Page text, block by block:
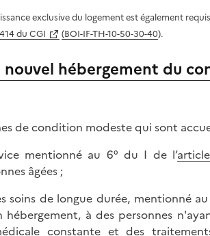
exclusive du logement est également
du CGI (BOI-IF-TH-10-50-30-40).
hébergement du
de condition modeste qui sont
mentionné au 6° du I de l’
âgées ;
soins de longue durée, mentionné
à des personnes
constante et des